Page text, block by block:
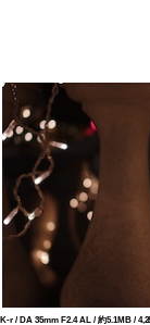
K-r / DA 35mm F2.4 AL / 約5.1MB /